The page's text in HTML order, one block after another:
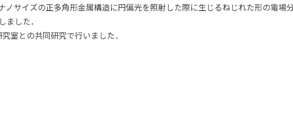
ノサイズの正多角形金属構造に円偏光を照射した際に生じるねじれた形の電場
した．
室との共同研究で行いました．